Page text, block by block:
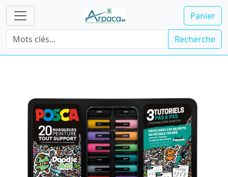
Panier
Recherche